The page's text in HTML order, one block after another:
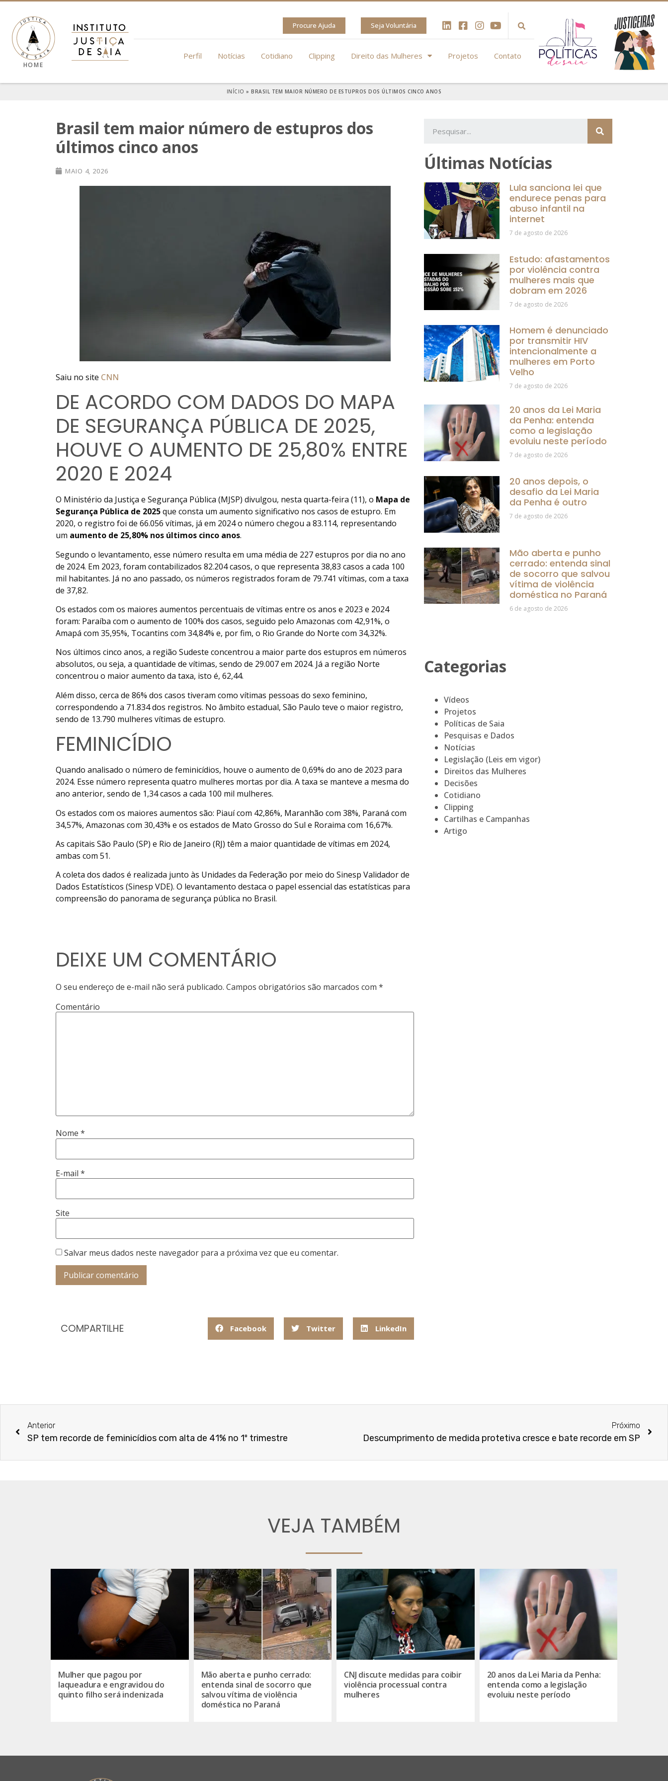
HOME
Procure Ajuda Seja Voluntária
Perfil Notícias Cotidiano Clipping Direito das Mulheres Projetos Contato
INÍCIO »BRASIL TEM MAIOR NÚMERO DE ESTUPROS DOS ÚLTIMOS CINCO ANOS
Brasil tem maior número de estupros dos
últimos cinco anos
MAIO 4, 2026
Saiu no site CNN
DE ACORDO COM DADOS DO MAPA
DE SEGURANÇA PÚBLICA DE 2025,
HOUVE O AUMENTO DE 25,80% ENTRE
2020 E 2024
O Ministério da Justiça e Segurança Pública (MJSP) divulgou, nesta quarta-feira (11), o Mapa de
Segurança Pública de 2025que consta um aumento significativo nos casos de estupro. Em
2020, o registro foi de 66.056 vítimas, já em 2024 o número chegou a 83.114, representando
um aumento de 25,80% nos últimos cinco anos.
Segundo o levantamento, esse número resulta em uma média de 227 estupros por dia no ano
de 2024. Em 2023, foram contabilizados 82.204 casos, o que representa 38,83 casos a cada 100
mil habitantes. Já no ano passado, os números registrados foram de 79.741 vítimas, com a taxa
de 37,82.
Os estados com os maiores aumentos percentuais de vítimas entre os anos e 2023 e 2024
foram: Paraíba com o aumento de 100% dos casos, seguido pelo Amazonas com 42,91%, o
Amapá com 35,95%, Tocantins com 34,84% e, por fim, o Rio Grande do Norte com 34,32%.
Nos últimos cinco anos, a região Sudeste concentrou a maior parte dos estupros em números
absolutos, ou seja, a quantidade de vítimas, sendo de 29.007 em 2024. Já a região Norte
concentrou o maior aumento da taxa, isto é, 62,44.
Além disso, cerca de 86% dos casos tiveram como vítimas pessoas do sexo feminino,
correspondendo a 71.834 dos registros. No âmbito estadual, São Paulo teve o maior registro,
sendo de 13.790 mulheres vítimas de estupro.
FEMINICÍDIO
Quando analisado o número de feminicídios, houve o aumento de 0,69% do ano de 2023 para
2024. Esse número representa quatro mulheres mortas por dia. A taxa se manteve a mesma do
ano anterior, sendo de 1,34 casos a cada 100 mil mulheres.
Os estados com os maiores aumentos são: Piauí com 42,86%, Maranhão com 38%, Paraná com
34,57%, Amazonas com 30,43% e os estados de Mato Grosso do Sul e Roraima com 16,67%.
As capitais São Paulo (SP) e Rio de Janeiro (RJ) têm a maior quantidade de vítimas em 2024,
ambas com 51.
A coleta dos dados é realizada junto às Unidades da Federação por meio do Sinesp Validador de
Dados Estatísticos (Sinesp VDE). O levantamento destaca o papel essencial das estatísticas para
compreensão do panorama de segurança pública no Brasil.
DEIXE UM COMENTÁRIO
O seu endereço de e-mail não será publicado. Campos obrigatórios são marcados com *
Comentário
Nome *
E-mail *
Site
Salvar meus dados neste navegador para a próxima vez que eu comentar.
COMPARTILHE Facebook Twitter LinkedIn
Últimas Notícias
Lula sanciona lei que
endurece penas para
abuso infantil na
internet
7 de agosto de 2026
Estudo: afastamentos
por violência contra
mulheres mais que
dobram em 2026
7 de agosto de 2026
Homem é denunciado
por transmitir HIV
intencionalmente a
mulheres em Porto
Velho
7 de agosto de 2026
20 anos da Lei Maria
da Penha: entenda
como a legislação
evoluiu neste período
7 de agosto de 2026
20 anos depois, o
desafio da Lei Maria
da Penha é outro
7 de agosto de 2026
Mão aberta e punho
cerrado: entenda sinal
de socorro que salvou
vítima de violência
doméstica no Paraná
6 de agosto de 2026
Categorias
Vídeos
Projetos
Políticas de Saia
Pesquisas e Dados
Notícias
Legislação (Leis em vigor)
Direitos das Mulheres
Decisões
Cotidiano
Clipping
Cartilhas e Campanhas
Artigo
Anterior
SP tem recorde de feminicídios com alta de 41% no 1º trimestre
Próximo
Descumprimento de medida protetiva cresce e bate recorde em SP
VEJA TAMBÉM
Mulher que pagou por
laqueadura e engravidou do
quinto filho será indenizada
Mão aberta e punho cerrado:
entenda sinal de socorro que
salvou vítima de violência
doméstica no Paraná
CNJ discute medidas para coibir
violência processual contra
mulheres
20 anos da Lei Maria da Penha:
entenda como a legislação
evoluiu neste período